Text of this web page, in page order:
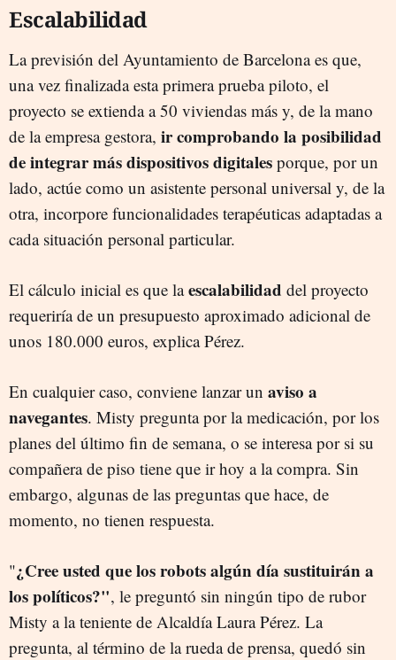
Escalabilidad
La previsión del Ayuntamiento de Barcelona es que,
una vez finalizada esta primera prueba piloto, el
proyecto se extienda a 50 viviendas más y, de la mano
de la empresa gestora, ir comprobando la posibilidad
de integrar más dispositivos digitales porque, por un
lado, actúe como un asistente personal universal y, de la
otra, incorpore funcionalidades terapéuticas adaptadas a
cada situación personal particular.
El cálculo inicial es que laescalabilidad del proyecto
requeriría de un presupuesto aproximado adicional de
unos 180.000 euros, explica Pérez.
En cualquier caso, conviene lanzar un aviso a
navegantes. Misty pregunta por la medicación, por los
planes del último fin de semana, o se interesa por si su
compañera de piso tiene que ir hoy a la compra. Sin
embargo, algunas de las preguntas que hace, de
momento, no tienen respuesta.
"¿Cree usted que los robots algún día sustituirán a
los políticos?", le preguntó sin ningún tipo de rubor
Misty a la teniente de Alcaldía Laura Pérez. La
pregunta, al término de la rueda de prensa, quedó sin